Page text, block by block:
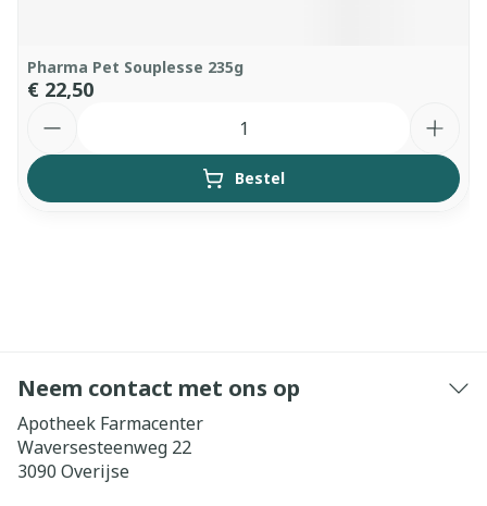
Pharma Pet Souplesse 235g
€ 22,50
Bestel
Neem contact met ons op
Apotheek Farmacenter
Waversesteenweg 22
3090 Overijse